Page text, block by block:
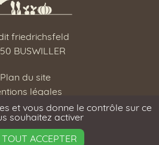
friedrichsfeld
BUSWILLER
Plan du site
légales
RGPD
et vous donne le contrôle sur ce
souhaitez activer
ACCEPTER